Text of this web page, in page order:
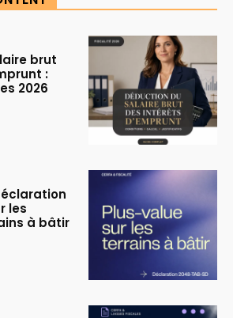
brut
:
2026
les
à bâtir